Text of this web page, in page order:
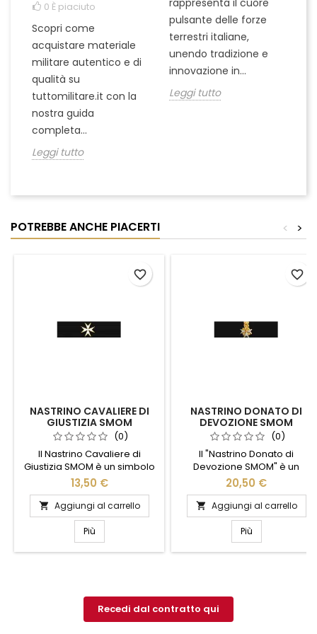
0 È piaciuto
Scopri come
acquistare materiale
militare autentico e di
qualità su
tuttomilitare.it con la
nostra guida
completa...
Leggi tutto
rappresenta il cuore
pulsante delle forze
terrestri italiane,
unendo tradizione e
innovazione in...
Leggi tutto
POTREBBE ANCHE PIACERTI >
<
NASTRINO CAVALIERE DI
GIUSTIZIA SMOM
(0)
Il Nastrino Cavaliere di
Giustizia SMOM è un simbolo
di prestigio e dedizione,
rappresentando l'onore e
l'impegno dei membri
dell'Ordine di Malta.
Realizzato con materiali di
alta qualità, questo nastrino è
caratterizzato da un design
occasioni speciali. Indossarlo
significa portare con sé una...
13,50 €
 Aggiungi al carrello
Più
favorite_border
NASTRINO DONATO DI
DEVOZIONE SMOM
(0)
Il "Nastrino Donato di
Devozione SMOM" è un
simbolo di eleganza e
impegno, perfetto per chi
desidera esprimere la
propria dedizione con stile.
Realizzato con materiali di
alta qualità, questo nastrino è
un accessorio distintivo che
Ideale per cerimonie e
occasioni speciali, aggiunge
un tocco di...
20,50 €
 Aggiungi al carrello
Più
favorite_border
Recedi dal contratto qui